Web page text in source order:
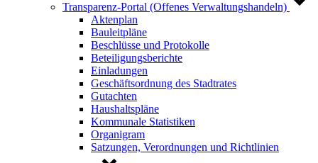
Transparenz-Portal (Offenes Verwaltungshandeln)
Aktenplan
Bauleitpläne
Beschlüsse und Protokolle
Beteiligungsberichte
Einladungen
Geschäftsordnung des Stadtrates
Gutachten
Haushaltspläne
Kommunale Statistiken
Organigram
Satzungen, Verordnungen und Richtlinien